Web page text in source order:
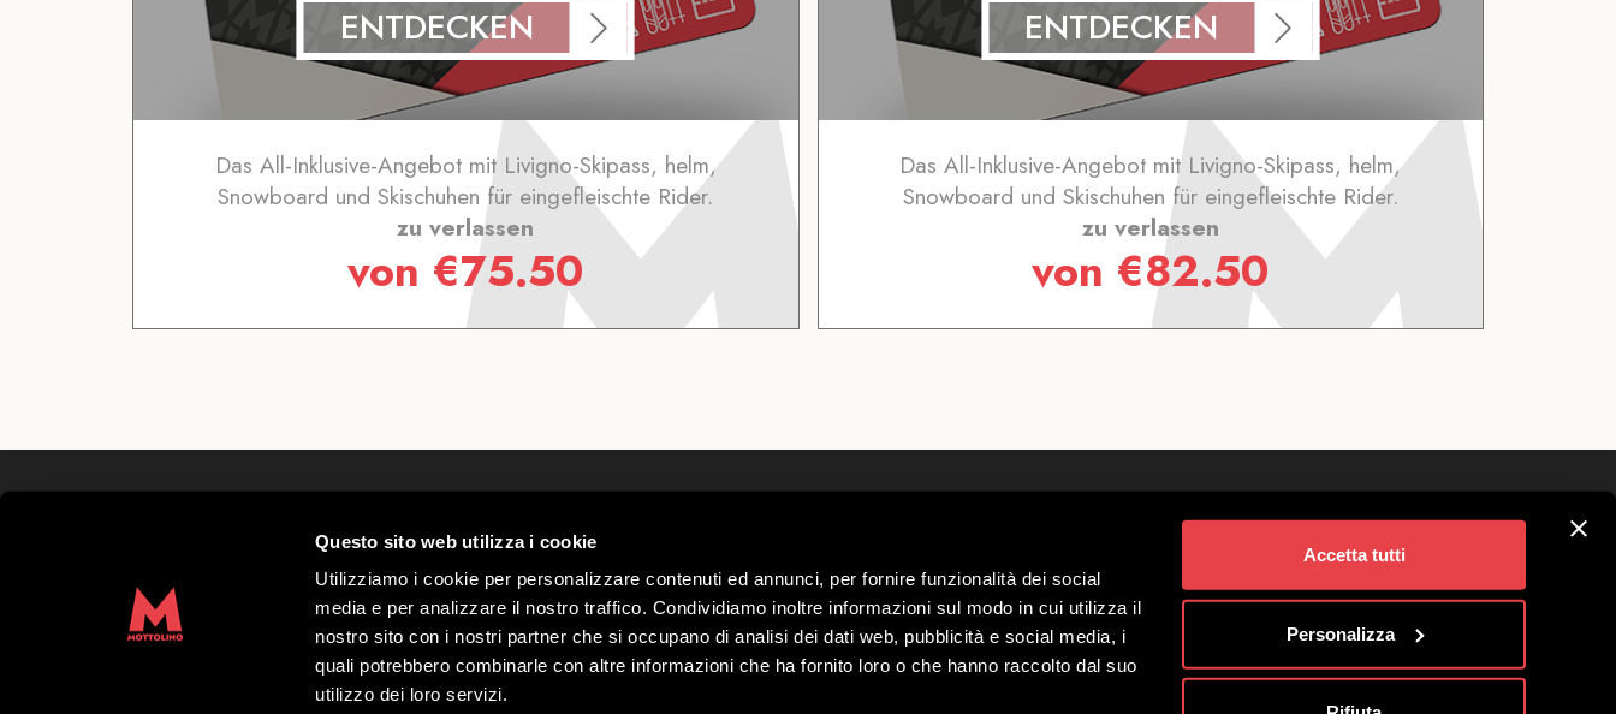
Questo sito web utilizza i cookie
Utilizziamo i cookie per personalizzare contenuti ed annunci, per fornire funzionalità dei social
media e per analizzare il nostro traffico. Condividiamo inoltre informazioni sul modo in cui utilizza il
nostro sito con i nostri partner che si occupano di analisi dei dati web, pubblicità e social media, i
quali potrebbero combinarle con altre informazioni che ha fornito loro o che hanno raccolto dal suo
utilizzo dei loro servizi.
Accetta tutti
Personalizza
ENTDECKEN
Das All-Inklusive-Angebot mit Livigno-Skipass, helm,
Snowboard und Skischuhen für eingefleischte Rider.
zu verlassen
von €75.50
ENTDECKEN
Das All-Inklusive-Angebot mit Livigno-Skipass, helm,
Snowboard und Skischuhen für eingefleischte Rider.
zu verlassen
von €82.50
Via Bondi 473, 23041 Livigno (SO) – C.F. 00585220148
Grundkapital € 8.772.000,00 – REA di Sondrio n.
Copyright 2019 Mottolino S.p.A.- Website: Webtek
Öffnungszeiten HQ Mottolino:08:30–18:00
Arbeite mit uns
Regelung Mottolino Vibes
Datenschutz & Cookie-
Parkplatz
Gruppen Angebote
Mottolino Benefit-Gesellschaft